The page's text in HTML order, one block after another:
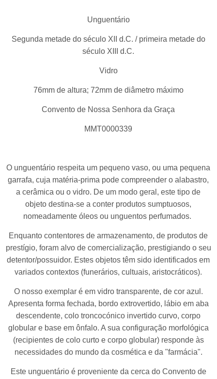
Unguentário
Segunda metade do século XII d.C. / primeira metade do
século XIII d.C.
Vidro
76mm de altura; 72mm de diâmetro máximo
Convento de Nossa Senhora da Graça
MMT0000339
O unguentário respeita um pequeno vaso, ou uma pequena
garrafa, cuja matéria-prima pode compreender o alabastro,
a cerâmica ou o vidro. De um modo geral, este tipo de
objeto destina-se a conter produtos sumptuosos,
nomeadamente óleos ou unguentos perfumados.
Enquanto contentores de armazenamento, de produtos de
prestígio, foram alvo de comercialização, prestigiando o seu
detentor/possuidor. Estes objetos têm sido identificados em
variados contextos (funerários, cultuais, aristocráticos).
O nosso exemplar é em vidro transparente, de cor azul.
Apresenta forma fechada, bordo extrovertido, lábio em aba
descendente, colo troncocónico invertido curvo, corpo
globular e base em ônfalo. A sua configuração morfológica
(recipientes de colo curto e corpo globular) responde às
necessidades do mundo da cosmética e da "farmácia".
Este unguentário é proveniente da cerca do Convento de